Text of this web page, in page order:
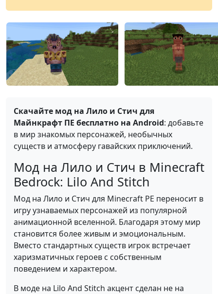
Скачайте мод на Лило и Стич для
Майнкрафт ПЕ бесплатно на Android: добавьте
в мир знакомых персонажей, необычных
существ и атмосферу гавайских приключений.
Мод на Лило и Стич в Minecraft
Bedrock: Lilo And Stitch
Мод на Лило и Стич для Minecraft PE переносит в
игру узнаваемых персонажей из популярной
анимационной вселенной. Благодаря этому мир
становится более живым и эмоциональным.
Вместо стандартных существ игрок встречает
харизматичных героев с собственным
поведением и характером.
В моде на Lilo And Stitch акцент сделан не на